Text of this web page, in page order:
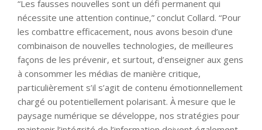
“Les fausses nouvelles sont un défi permanent qui
nécessite une attention continue,” conclut Collard. “Pour
les combattre efficacement, nous avons besoin d’une
combinaison de nouvelles technologies, de meilleures
façons de les prévenir, et surtout, d’enseigner aux gens
à consommer les médias de manière critique,
particulièrement s’il s’agit de contenu émotionnellement
chargé ou potentiellement polarisant. À mesure que le
paysage numérique se développe, nos stratégies pour